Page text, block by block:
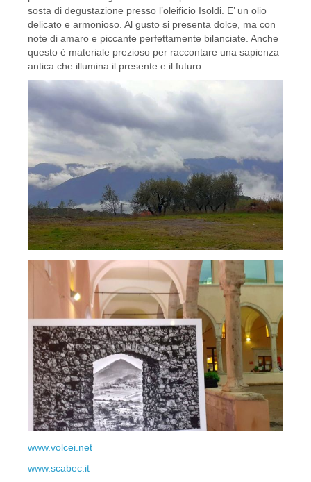
sosta di degustazione presso l’oleificio Isoldi. E’ un olio
delicato e armonioso. Al gusto si presenta dolce, ma con
note di amaro e piccante perfettamente bilanciate. Anche
questo è materiale prezioso per raccontare una sapienza
antica che illumina il presente e il futuro.
www.volcei.net
www.scabec.it